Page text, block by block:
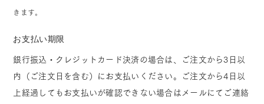
きます。
お支払い期限
銀行振込・クレジットカード決済の場合は、ご注文から3日以
内（ご注文日を含む）にお支払いください。ご注文から4日以
上経過してもお支払いが確認できない場合はメールにてご連絡